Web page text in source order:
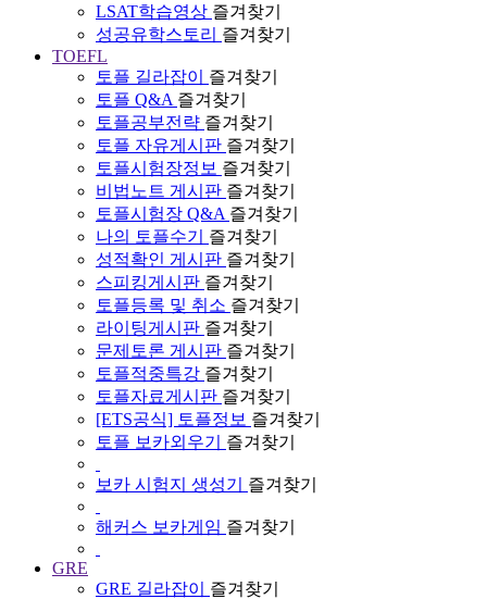
LSAT학습영상 즐겨찾기
성공유학스토리 즐겨찾기
TOEFL
토플 길라잡이
즐겨찾기
토플 Q&A 즐겨찾기
토플공부전략 즐겨찾기
토플 자유게시판 즐겨찾기
토플시험장정보 즐겨찾기
비법노트 게시판 즐겨찾기
토플시험장 Q&A 즐겨찾기
나의 토플수기
즐겨찾기
성적확인 게시판 즐겨찾기
스피킹게시판 즐겨찾기
토플등록 및 취소 즐겨찾기
라이팅게시판 즐겨찾기
문제토론 게시판 즐겨찾기
토플적중특강 즐겨찾기
토플자료게시판 즐겨찾기
[ETS공식] 토플정보 즐겨찾기
토플 보카외우기
즐겨찾기
보카 시험지 생성기 즐겨찾기
해커스 보카게임 즐겨찾기
GRE
GRE 길라잡이
즐겨찾기